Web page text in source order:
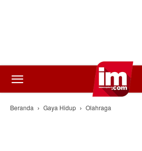
Beranda Gaya Hidup Olahraga